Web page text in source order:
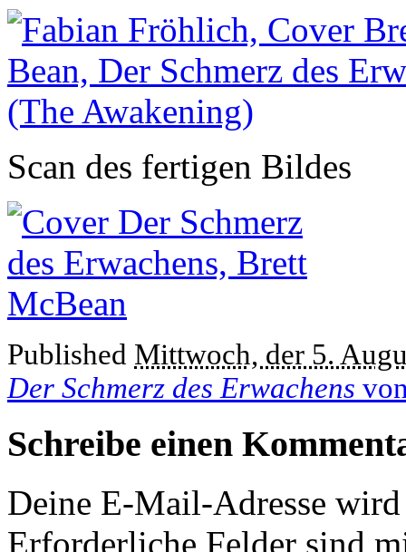
Scan des fertigen Bildes
Published Mittwoch, der 5.
Der Schmerz des Erwachens
Schreibe einen
Deine E-Mail-Adresse
Erforderliche Felder sind